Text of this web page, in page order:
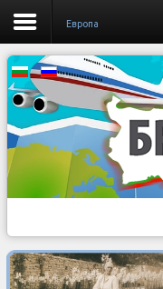
Европа